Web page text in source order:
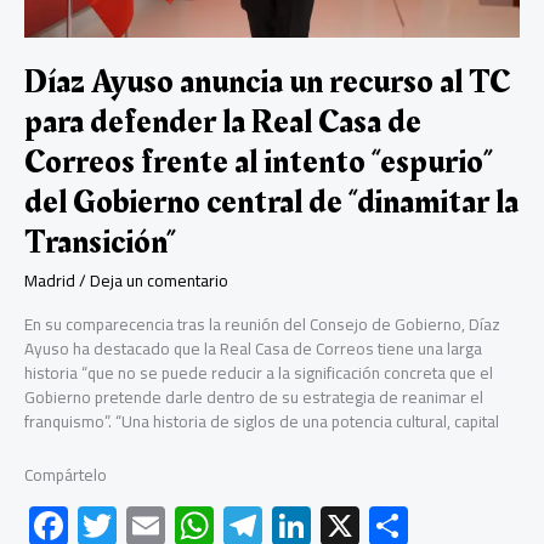
por
toda
Europa
en
dobles
fondos
Díaz Ayuso anuncia un recurso al TC
para defender la Real Casa de
Correos frente al intento “espurio”
del Gobierno central de “dinamitar la
Transición”
Madrid/Deja un comentario
En su comparecencia tras la reunión del Consejo de Gobierno, Díaz
Ayuso ha destacado que la Real Casa de Correos tiene una larga
historia “que no se puede reducir a la significación concreta que el
Gobierno pretende darle dentro de su estrategia de reanimar el
franquismo”. “Una historia de siglos de una potencia cultural, capital
Compártelo
F T E W Te Li X